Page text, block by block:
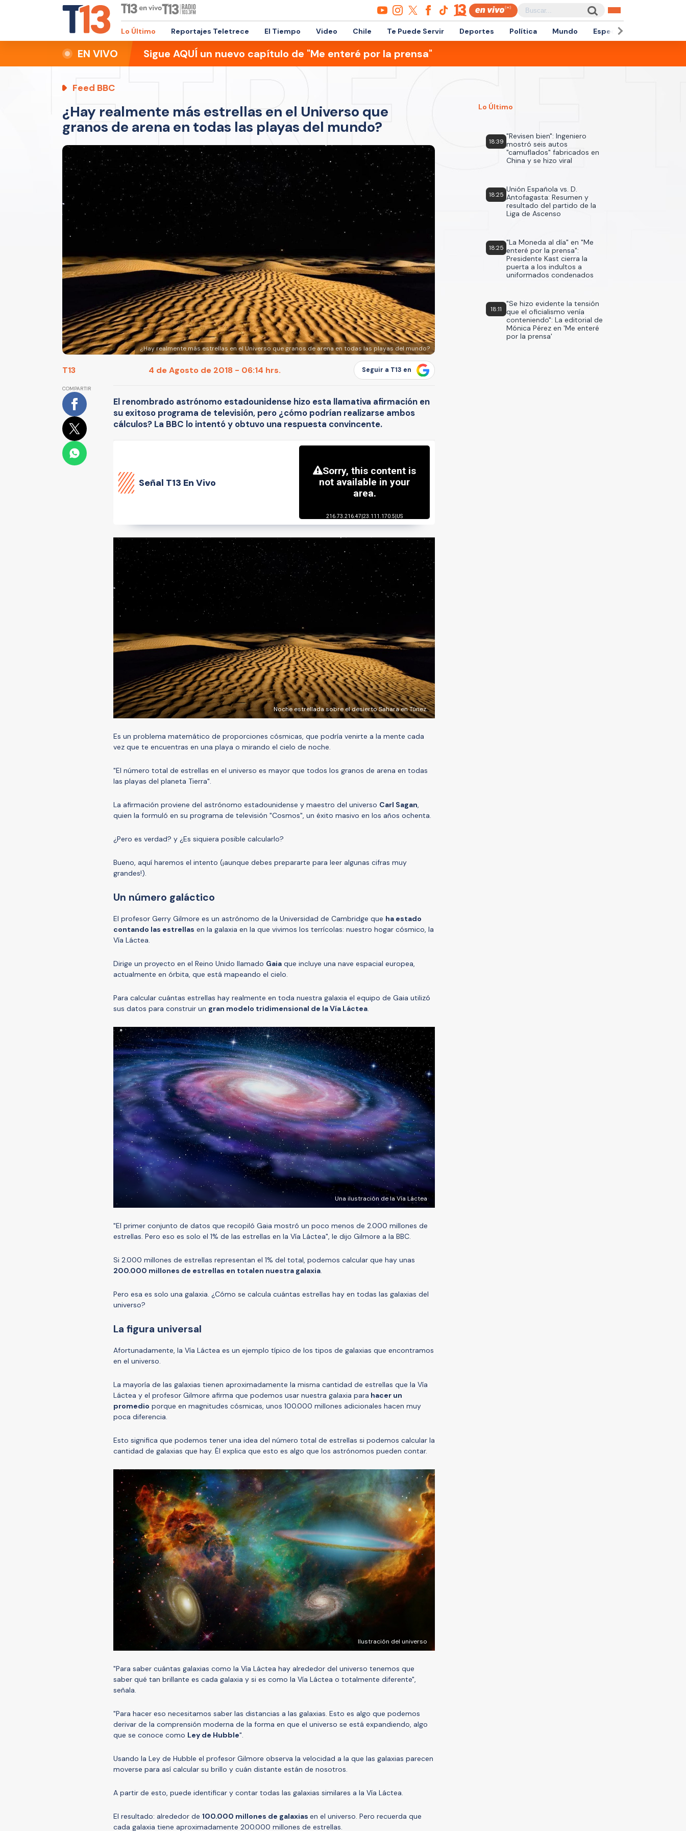
Lo Último Reportajes Teletrece El Tiempo Video Chile Te Puede Servir Deportes Política Mundo Espectáculos
EN VIVO Sigue AQUÍ un nuevo capítulo de "Me enteré por la prensa"
Feed BBC
¿Hay realmente más estrellas en el Universo que
granos de arena en todas las playas del mundo?
¿Hay realmente más estrellas en el Universo que granos de arena en todas las playas del mundo?
T13 4 de Agosto de 2018 - 06:14 hrs. Seguir a T13 en
COMPARTIR
El renombrado astrónomo estadounidense hizo esta llamativa afirmación en
su exitoso programa de televisión, pero ¿cómo podrían realizarse ambos
cálculos? La BBC lo intentó y obtuvo una respuesta convincente.
Señal T13 En Vivo
Noche estrellada sobre el desierto Sahara en Túnez.
Es un problema matemático de proporciones cósmicas, que podría venirte a la mente cada
vez que te encuentras en una playa o mirando el cielo de noche.
"El número total de estrellas en el universo es mayor que todos los granos de arena en todas
las playas del planeta Tierra".
La afirmación proviene del astrónomo estadounidense y maestro del universo Carl Sagan,
quien la formuló en su programa de televisión "Cosmos", un éxito masivo en los años ochenta.
¿Pero es verdad? y ¿Es siquiera posible calcularlo?
Bueno, aquí haremos el intento (¡aunque debes prepararte para leer algunas cifras muy
grandes!).
Un número galáctico
El profesor Gerry Gilmore es un astrónomo de la Universidad de Cambridge que ha estado
contando las estrellas en la galaxia en la que vivimos los terrícolas: nuestro hogar cósmico, la
Vía Láctea.
Dirige un proyecto en el Reino Unido llamado Gaia que incluye una nave espacial europea,
actualmente en órbita, que está mapeando el cielo.
Para calcular cuántas estrellas hay realmente en toda nuestra galaxia el equipo de Gaia utilizó
sus datos para construir un gran modelo tridimensional de la Vía Láctea.
Una ilustración de la Vía Láctea
"El primer conjunto de datos que recopiló Gaia mostró un poco menos de 2.000 millones de
estrellas. Pero eso es solo el 1% de las estrellas en la Vía Láctea", le dijo Gilmore a la BBC.
Si 2.000 millones de estrellas representan el 1% del total, podemos calcular que hay unas
200.000 millones de estrellas en totalen nuestra galaxia.
Pero esa es solo una galaxia. ¿Cómo se calcula cuántas estrellas hay en todas las galaxias del
universo?
La figura universal
Afortunadamente, la Vía Láctea es un ejemplo típico de los tipos de galaxias que encontramos
en el universo.
La mayoría de las galaxias tienen aproximadamente la misma cantidad de estrellas que la Vía
Láctea y el profesor Gilmore afirma que podemos usar nuestra galaxia para hacer un
promedio porque en magnitudes cósmicas, unos 100.000 millones adicionales hacen muy
poca diferencia.
Esto significa que podemos tener una idea del número total de estrellas si podemos calcular la
cantidad de galaxias que hay. Él explica que esto es algo que los astrónomos pueden contar.
Ilustración del universo
"Para saber cuántas galaxias como la Vía Láctea hay alrededor del universo tenemos que
saber qué tan brillante es cada galaxia y si es como la Vía Láctea o totalmente diferente",
señala.
"Para hacer eso necesitamos saber las distancias a las galaxias. Esto es algo que podemos
derivar de la comprensión moderna de la forma en que el universo se está expandiendo, algo
que se conoce como Ley de Hubble".
Usando la Ley de Hubble el profesor Gilmore observa la velocidad a la que las galaxias parecen
moverse para así calcular su brillo y cuán distante están de nosotros.
A partir de esto, puede identificar y contar todas las galaxias similares a la Vía Láctea.
El resultado: alrededor de 100.000 millones de galaxias en el universo. Pero recuerda que
cada galaxia tiene aproximadamente 200.000 millones de estrellas.
Lo Último
18:39
"Revisen bien": Ingeniero
mostró seis autos
"camuflados" fabricados en
China y se hizo viral
18:25
Unión Española vs. D.
Antofagasta: Resumen y
resultado del partido de la
Liga de Ascenso
18:25
"La Moneda al día" en "Me
enteré por la prensa":
Presidente Kast cierra la
puerta a los indultos a
uniformados condenados
18:11
"Se hizo evidente la tensión
que el oficialismo venía
conteniendo": La editorial de
Mónica Pérez en 'Me enteré
por la prensa'